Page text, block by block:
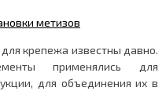
метизов
крепежа известны давно.
применялись для
для объединения их в